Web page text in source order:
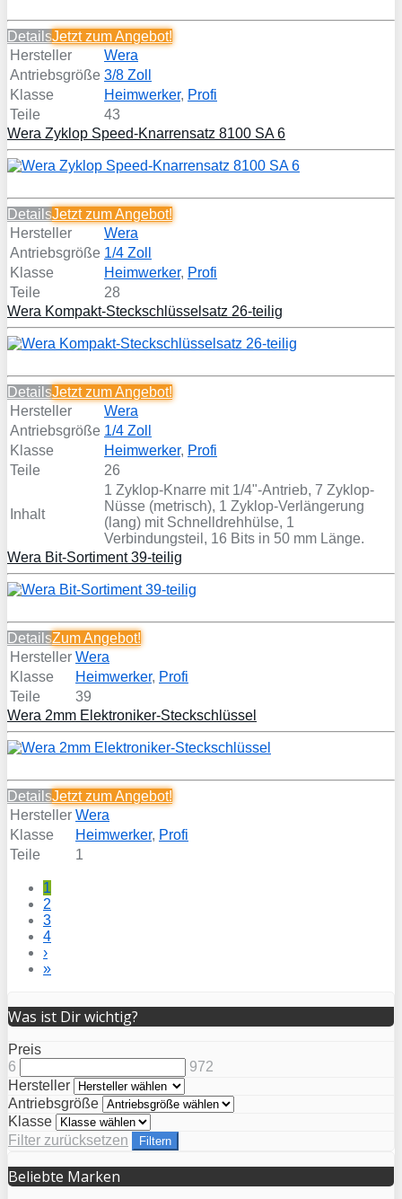
DetailsJetzt zumAngebot!
Hersteller
Wera
Antriebsgröße 3/8 Zoll
Klasse
Heimwerker, Profi
Teile
43
Wera Zyklop Speed-Knarrensatz 8100 SA 6
DetailsJetzt zumAngebot!
Hersteller
Wera
Antriebsgröße 1/4 Zoll
Klasse
Heimwerker, Profi
Teile
28
Wera Kompakt-Steckschlüsselsatz 26-teilig
DetailsJetzt zumAngebot!
Hersteller
Wera
Antriebsgröße 1/4 Zoll
Klasse
Heimwerker, Profi
Teile
26
Inhalt
1 Zyklop-Knarre mit 1/4"-Antrieb, 7 Zyklop-
Nüsse (metrisch), 1 Zyklop-Verlängerung
(lang) mit Schnelldrehhülse, 1
Verbindungsteil, 16 Bits in 50 mm Länge.
Wera Bit-Sortiment 39-teilig
DetailsZum Angebot!
Hersteller Wera
Klasse
Heimwerker, Profi
Teile
39
Wera 2mm Elektroniker-Steckschlüssel
DetailsJetzt zumAngebot!
Hersteller Wera
Klasse
Heimwerker, Profi
Teile
1
1
2
3
4
›
»
Was ist Dir wichtig?
Preis
6
972
Hersteller
Antriebsgröße
Klasse
Filter zurücksetzen
Filtern
Beliebte Marken